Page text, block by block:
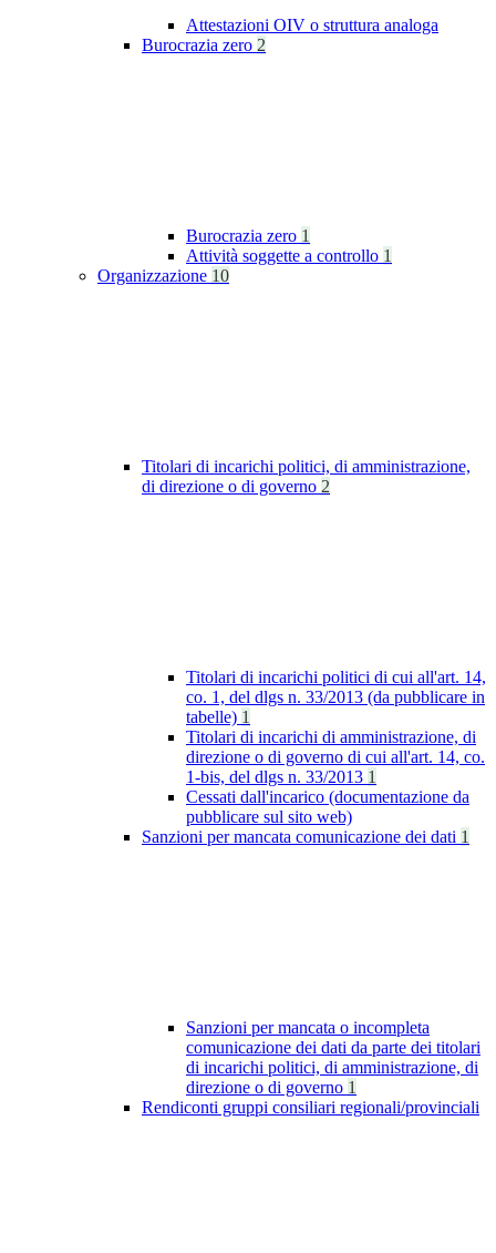
Attestazioni OIV o struttura analoga
Burocrazia zero 2
Burocrazia zero 1
Attività soggette a controllo 1
Organizzazione 10
Titolari di incarichi politici, di amministrazione,
di direzione o di governo 2
Titolari di incarichi politici di cui all'art. 14,
co. 1, del dlgs n. 33/2013 (da pubblicare in
tabelle) 1
Titolari di incarichi di amministrazione, di
direzione o di governo di cui all'art. 14, co.
1-bis, del dlgs n. 33/2013 1
Cessati dall'incarico (documentazione da
pubblicare sul sito web)
Sanzioni per mancata comunicazione dei dati 1
Sanzioni per mancata o incompleta
comunicazione dei dati da parte dei titolari
di incarichi politici, di amministrazione, di
direzione o di governo 1
Rendiconti gruppi consiliari regionali/provinciali